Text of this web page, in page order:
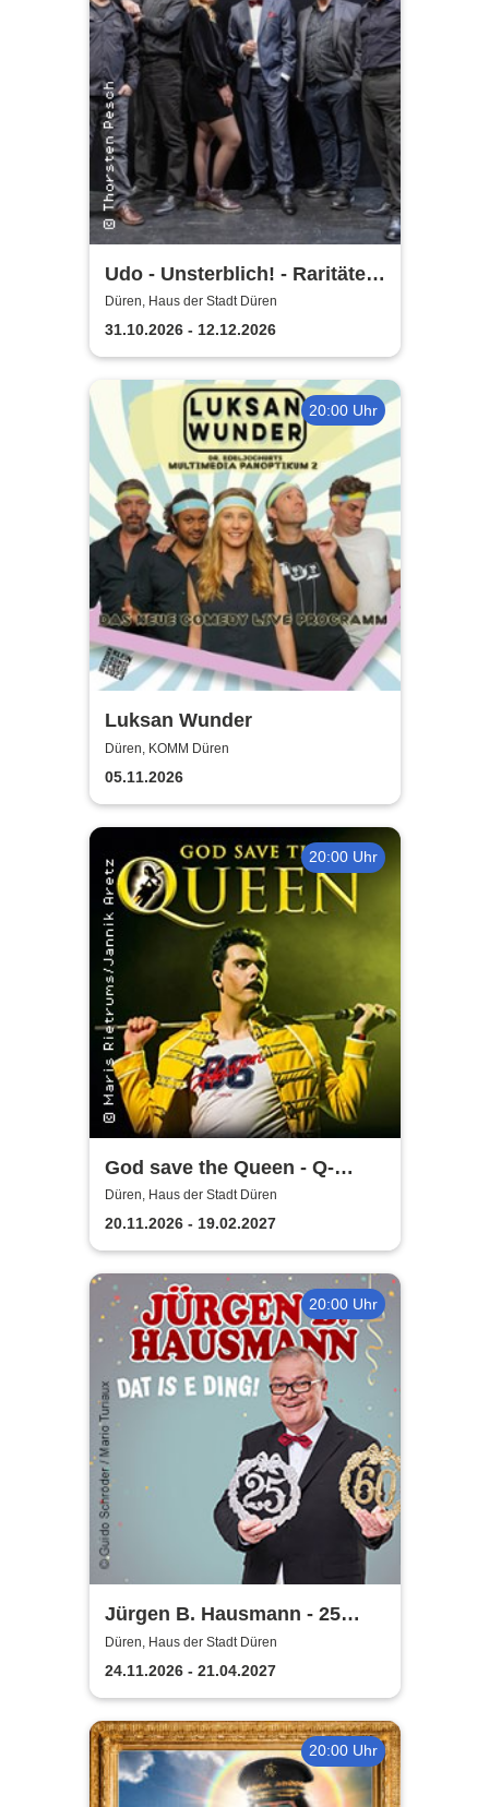
Udo - Unsterblich! - Raritäten-
Band
Düren, Haus der Stadt Düren
31.10.2026 - 12.12.2026
20:00 Uhr
Luksan Wunder
Düren, KOMM Düren
05.11.2026
20:00 Uhr
God save the Queen - Q-
Revival Band
Düren, Haus der Stadt Düren
20.11.2026 - 19.02.2027
20:00 Uhr
Jürgen B. Hausmann - 25
Jahre - Dat is e Ding!
Düren, Haus der Stadt Düren
24.11.2026 - 21.04.2027
20:00 Uhr